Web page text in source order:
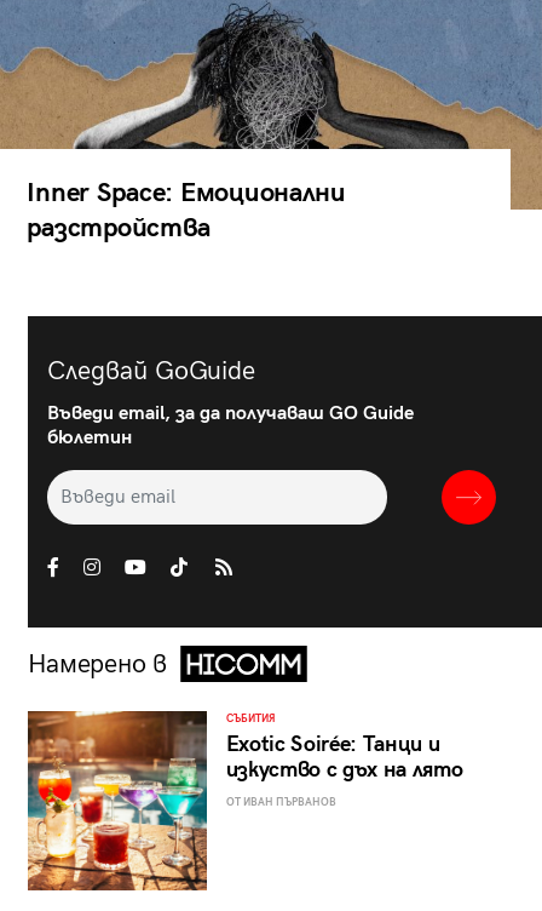
Inner Space: Емоционални
разстройства
Следвай GoGuide
Въведи email, за да получаваш GO Guide
бюлетин
Намерено в
СЪБИТИЯ
Exotic Soirée: Танци и
изкуство с дъх на лято
ОТ ИВАН ПЪРВАНОВ